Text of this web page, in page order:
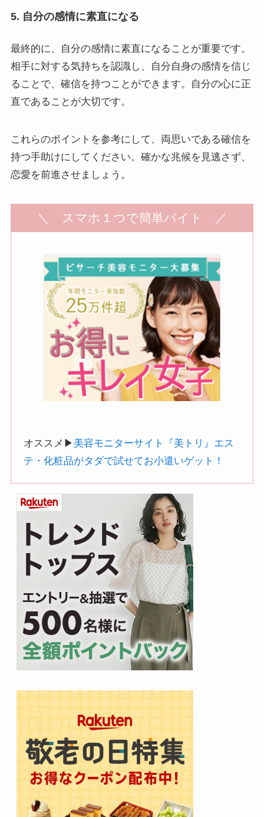
5. 自分の感情に素直になる
最終的に、自分の感情に素直になることが重要です。
相手に対する気持ちを認識し、自分自身の感情を信じ
ることで、確信を持つことができます。自分の心に正
直であることが大切です。
これらのポイントを参考にして、両思いである確信を
持つ手助けにしてください。確かな兆候を見逃さず、
恋愛を前進させましょう。
＼ スマホ１つで簡単バイト ／
オススメ▶︎ 美容モニターサイト『美トリ』エス
テ・化粧品がタダで試せてお小遣いゲット！